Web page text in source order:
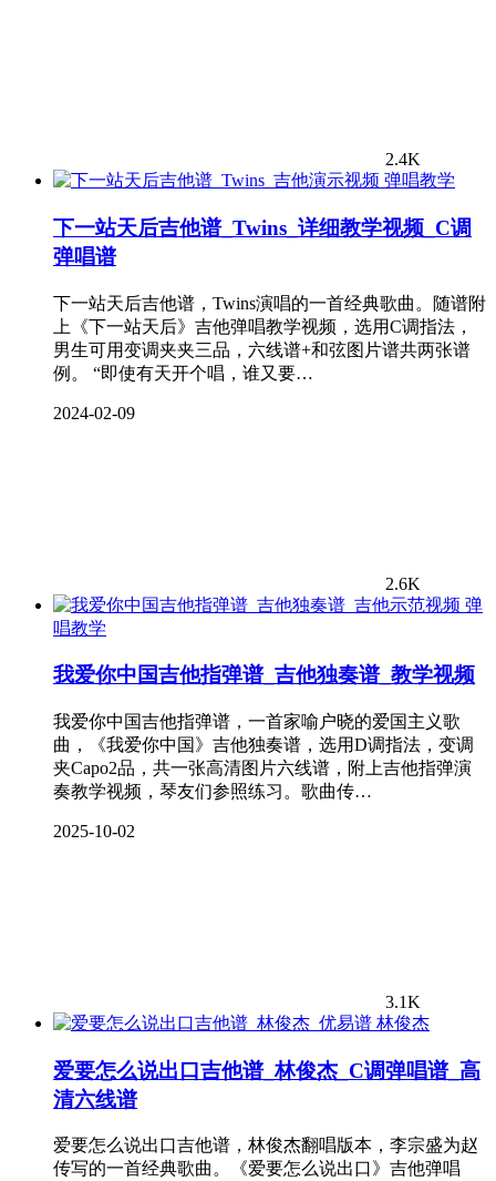
2.4K
弹唱教学
下一站天后吉他谱_Twins_详细教学视频_C调
弹唱谱
下一站天后吉他谱，Twins演唱的一首经典歌曲。随谱附
上《下一站天后》吉他弹唱教学视频，选用C调指法，
男生可用变调夹夹三品，六线谱+和弦图片谱共两张谱
例。 “即使有天开个唱，谁又要…
2024-02-09
2.6K
弹
唱教学
我爱你中国吉他指弹谱_吉他独奏谱_教学视频
我爱你中国吉他指弹谱，一首家喻户晓的爱国主义歌
曲，《我爱你中国》吉他独奏谱，选用D调指法，变调
夹Capo2品，共一张高清图片六线谱，附上吉他指弹演
奏教学视频，琴友们参照练习。歌曲传…
2025-10-02
3.1K
林俊杰
爱要怎么说出口吉他谱_林俊杰_C调弹唱谱_高
清六线谱
爱要怎么说出口吉他谱，林俊杰翻唱版本，李宗盛为赵
传写的一首经典歌曲。《爱要怎么说出口》吉他弹唱